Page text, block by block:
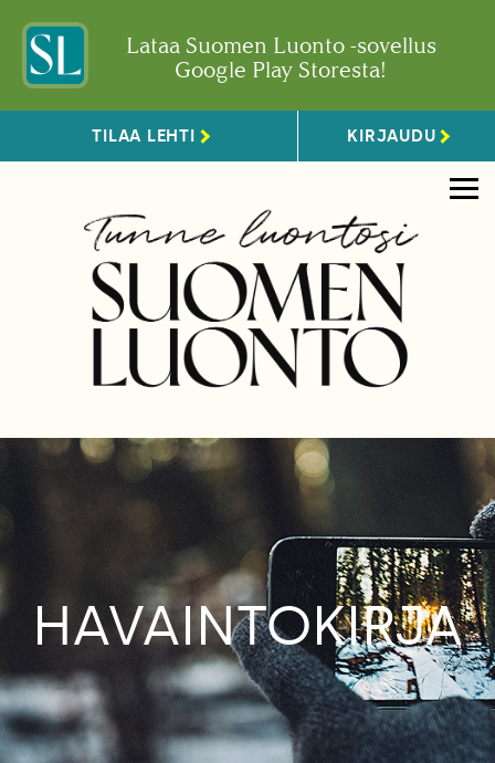
Lataa Suomen Luonto -sovellus
Google Play Storesta!
TILAA LEHTI KIRJAUDU
HAVAINTOKIRJA